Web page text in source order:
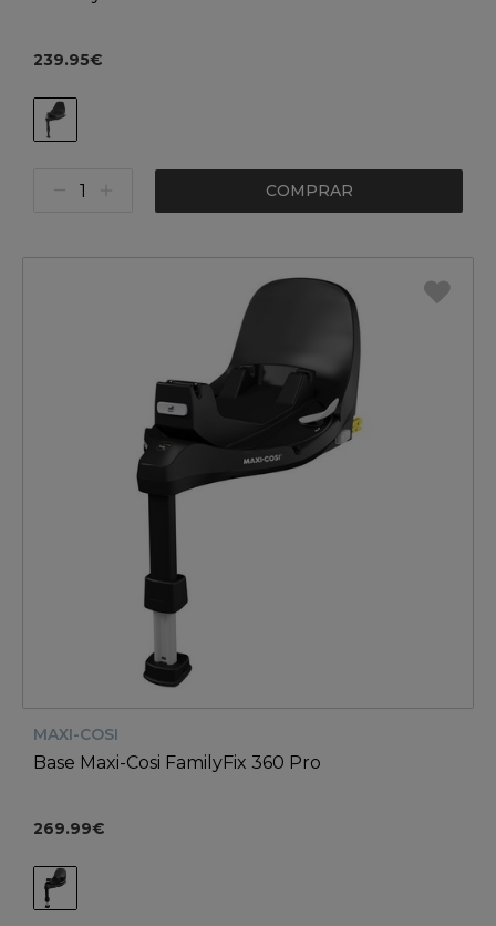
239.95€
COMPRAR
MAXI-COSI
Base Maxi-Cosi FamilyFix 360 Pro
269.99€